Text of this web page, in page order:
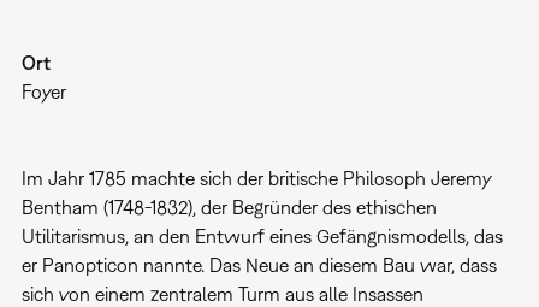
Ort
Foyer
Im Jahr 1785 machte sich der britische Philosoph Jeremy
Bentham (1748-1832), der Begründer des ethischen
Utilitarismus, an den Entwurf eines Gefängnismodells, das
er Panopticon nannte. Das Neue an diesem Bau war, dass
sich von einem zentralem Turm aus alle Insassen